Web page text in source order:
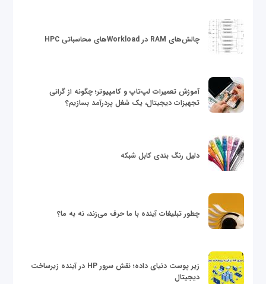
چالش‌های RAM در Workloadهای محاسباتی HPC
آموزش تعمیرات لپ‌تاپ و کامپیوتر؛ چگونه از گرانی
تجهیزات دیجیتال، یک شغل پردرآمد بسازیم؟
دلیل رنگ بندی کابل شبکه
چطور تبلیغات آینده با ما حرف می‌زند، نه به ما؟
زیر پوست دنیای داده؛ نقش سرور HP در آینده زیرساخت
دیجیتال